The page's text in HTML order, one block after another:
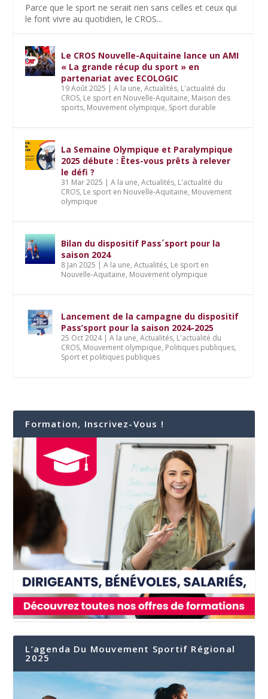
Parce que le sport ne serait rien sans celles et ceux qui
le font vivre au quotidien, le CROS...
Le CROS Nouvelle-Aquitaine lance un AMI
« La grande récup du sport » en
partenariat avec ECOLOGIC
19 Août 2025 |A la une,Actualités, L'actualité du
CROS, Le sport en Nouvelle-Aquitaine, Maison des
sports, Mouvement olympique, Sport durable
La Semaine Olympique et Paralympique
2025 débute : Êtes-vous prêts à relever
le défi ?
31 Mar 2025 |A la une,Actualités, L'actualité du
CROS, Le sport en Nouvelle-Aquitaine, Mouvement
olympique
Bilan du dispositif Pass´sport pour la
saison 2024
8 Jan 2025 |A la une,Actualités, Le sport en
Nouvelle-Aquitaine, Mouvement olympique
Lancement de la campagne du dispositif
Pass’sport pour la saison 2024-2025
25 Oct 2024|A la une,Actualités, L'actualité du
CROS, Mouvement olympique, Politiques publiques,
Sport et politiques publiques
Formation, Inscrivez-Vous !
L’agenda Du Mouvement Sportif Régional
2025